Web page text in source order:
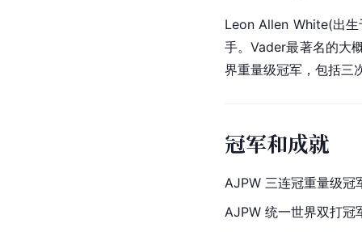
Leon Allen White(出
手。Vader最著名的大
界重量级冠军，包括三
冠军和成就
AJPW 三连冠重量级冠
AJPW 统一世界双打